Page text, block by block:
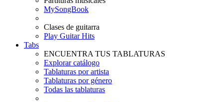
MySongBook
Clases de guitarra
Play Guitar Hits
Tabs
ENCUENTRA TUS TABLATURAS
Explorar catálogo
Tablaturas por artista
Tablaturas por género
Todas las tablaturas